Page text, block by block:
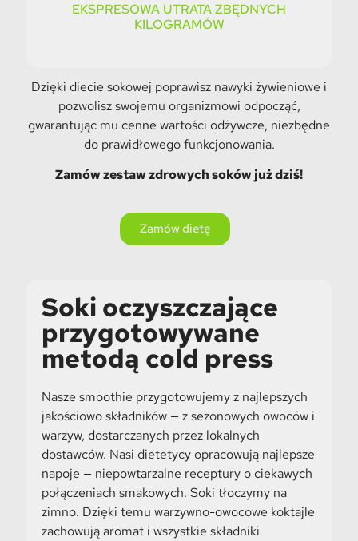
EKSPRESOWA UTRATA ZBĘDNYCH
KILOGRAMÓW
Dzięki diecie sokowej poprawisz nawyki żywieniowe i
pozwolisz swojemu organizmowi odpocząć,
gwarantując mu cenne wartości odżywcze, niezbędne
do prawidłowego funkcjonowania.
Zamów zestaw zdrowych soków już dziś!
Zamów dietę
Soki oczyszczające
przygotowywane
metodą cold press
Nasze smoothie przygotowujemy z najlepszych
jakościowo składników — z sezonowych owoców i
warzyw, dostarczanych przez lokalnych
dostawców. Nasi dietetycy opracowują najlepsze
napoje — niepowtarzalne receptury o ciekawych
połączeniach smakowych. Soki tłoczymy na
zimno. Dzięki temu warzywno-owocowe koktajle
zachowują aromat i wszystkie składniki